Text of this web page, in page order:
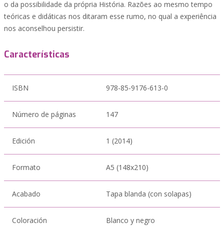
o da possibilidade da própria História. Razões ao mesmo tempo
teóricas e didáticas nos ditaram esse rumo, no qual a experiência
nos aconselhou persistir.
Características
ISBN 978-85-9176-613-0
Número de páginas 147
Edición 1 (2014)
Formato A5 (148x210)
Acabado Tapa blanda (con solapas)
Coloración Blanco y negro